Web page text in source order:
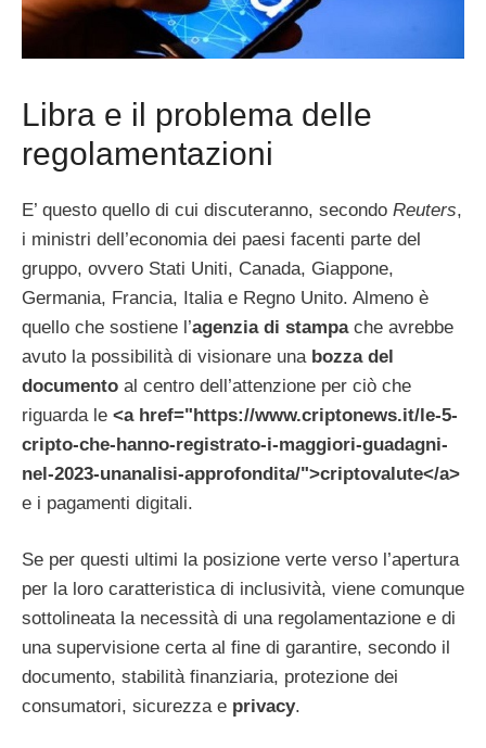
Libra e il problema delle
regolamentazioni
E’ questo quello di cui discuteranno, secondo Reuters,
i ministri dell’economia dei paesi facenti parte del
gruppo, ovvero Stati Uniti, Canada, Giappone,
Germania, Francia, Italia e Regno Unito. Almeno è
quello che sostiene l’agenzia di stampache avrebbe
avuto la possibilità di visionare una bozza del
documento al centro dell’attenzione per ciò che
riguarda le <a href="https://www.criptonews.it/le-5-
cripto-che-hanno-registrato-i-maggiori-guadagni-
nel-2023-unanalisi-approfondita/">criptovalute</a>
e i pagamenti digitali.
Se per questi ultimi la posizione verte verso l’apertura
per la loro caratteristica di inclusività, viene comunque
sottolineata la necessità di una regolamentazione e di
una supervisione certa al fine di garantire, secondo il
documento, stabilità finanziaria, protezione dei
consumatori, sicurezza e privacy.